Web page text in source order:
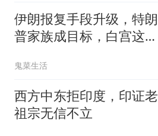
伊朗报复手段升级，特朗
普家族成目标，白宫这回
鬼菜生活
西方中东拒印度，印证老
祖宗无信不立